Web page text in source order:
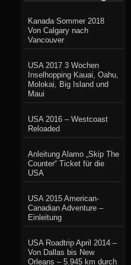
Kanada Sommer 2018
Von Calgary nach
Vancouver
USA 2017 3 Wochen
Inselhopping Kauai, Oahu,
Molokai, Big Island und
Maui
USA 2016 – Westcoast
Reloaded
Anleitung Alamo „Skip The
Counter“ Ticket für die
USA
USA 2015 American-
Canadian Adventure –
Einleitung
USA Roadtrip April 2014 –
Von Dallas bis New
Orleans – 5.945 km durch